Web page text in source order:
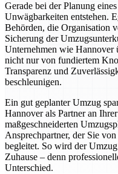
Gerade bei der Planung
Unwägbarkeiten entstehen.
Behörden, die Organisation
Sicherung der
Unternehmen wie Hannover
nicht nur von fundiertem
Transparenz und
beschleunigen.
Ein gut geplanter Umzug
Hannover als Partner an
maßgeschneiderten
Ansprechpartner, der Sie
begleitet. So wird der
Zuhause – denn
Unterschied.